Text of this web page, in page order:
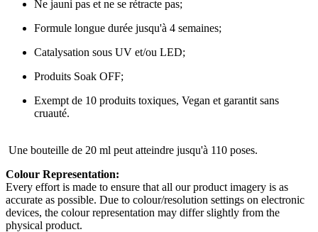
Ne jauni pas et ne se rétracte pas;
Formule longue durée jusqu'à 4 semaines;
Catalysation sous UV et/ou LED;
Produits Soak OFF;
Exempt de 10 produits toxiques, Vegan et garantit sans
cruauté.
Une bouteille de 20 ml peut atteindre jusqu'à 110 poses.
Colour Representation:
Every effort is made to ensure that all our product imagery is as
accurate as possible. Due to colour/resolution settings on electronic
devices, the colour representation may differ slightly from the
physical product.